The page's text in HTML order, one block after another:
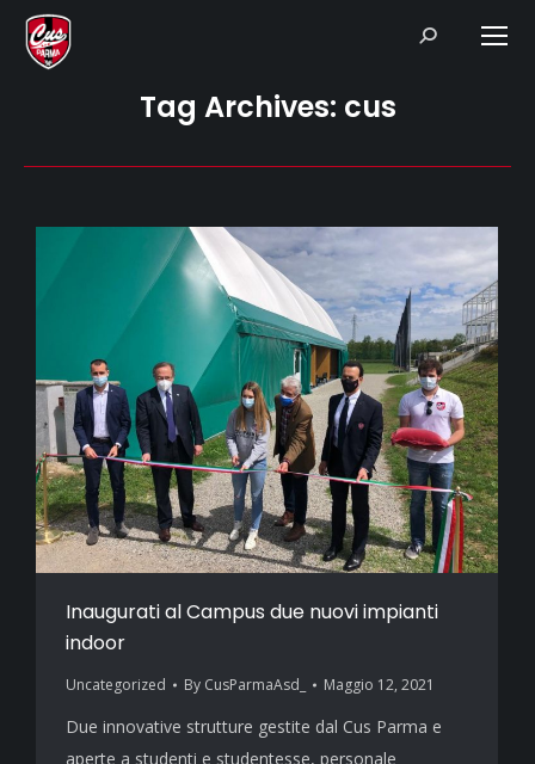
Search:
Tag Archives: cus
Inaugurati al Campus due nuovi impianti
indoor
Uncategorized By CusParmaAsd_ Maggio 12, 2021
Due innovative strutture gestite dal Cus Parma e
aperte a studenti e studentesse, personale